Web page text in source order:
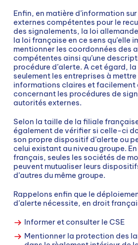
Enfin, en matière d’information
externes compétentes pour le
des signalements, la loi
la loi française en ce sens qu’elle
mentionner les coordonnées des
compétentes ainsi qu’une
procédure d’alerte. A cet égard,
seulement les entreprises à
informations claires et facilement
concernant les procédures de
autorités externes.
Selon la taille de la filiale
également de vérifier si celle-ci
son propre dispositif d’alerte ou
celui existant au niveau groupe.
français, seules les sociétés de
peuvent mutualiser leurs
d’autres du même groupe.
Rappelons enfin que le
d’alerte nécessite, en droit
Informer et consulter le CSE
Mentionner la protection des